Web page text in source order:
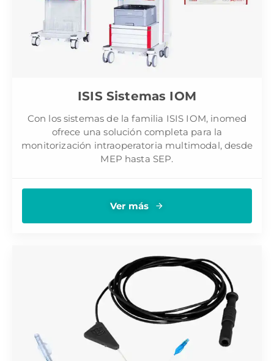
ISIS Sistemas IOM
Con los sistemas de la familia ISIS IOM, inomed
ofrece una solución completa para la
monitorización intraoperatoria multimodal, desde
MEP hasta SEP.
Ver más